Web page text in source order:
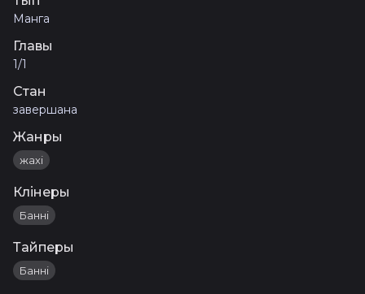
Манга
Главы
1/1
Стан
завершана
Жанры
жахі
Клінеры
Банні
Тайперы
Банні